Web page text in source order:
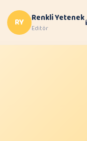
RY Renkli Yetenek
Editör